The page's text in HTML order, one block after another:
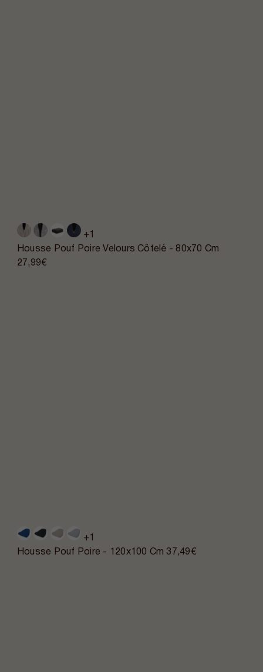
+1
Housse Pouf Poire Velours Côtelé - 80x70 Cm
27,99€
+1
Housse Pouf Poire - 120x100 Cm 37,49€